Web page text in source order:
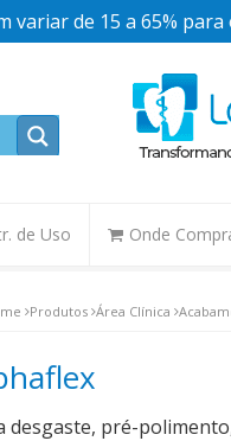
variar de 15 a 65%
de Uso Onde
Produtos Área Clínica
desgaste, pré-